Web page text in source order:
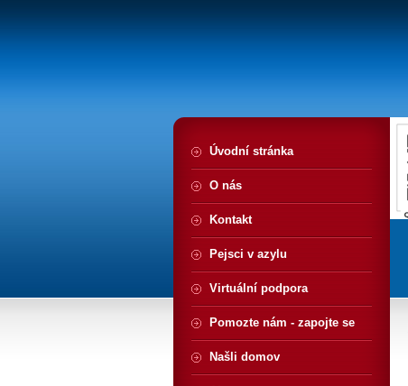
Úvodní stránka
O nás
Kontakt
Pejsci v azylu
Virtuální podpora
Pomozte nám - zapojte se
Našli domov